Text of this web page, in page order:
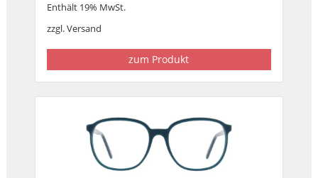
Enthält 19% MwSt.
zzgl.Versand
zum Produkt